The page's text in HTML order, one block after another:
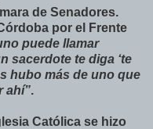
de Senadores.
por el Frente
puede llamar
sacerdote te diga ‘te
hubo más de uno que
ahí”.
Católica se hizo